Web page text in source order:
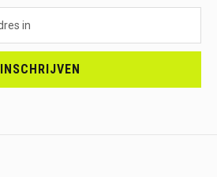
INSCHRIJVEN